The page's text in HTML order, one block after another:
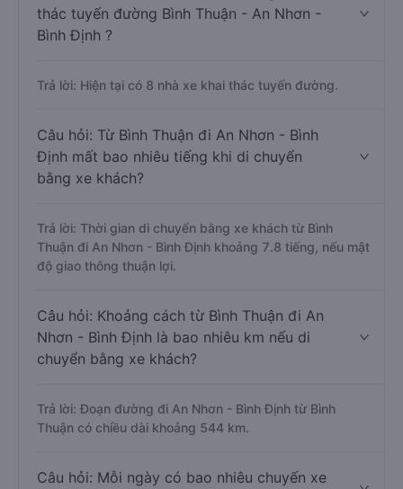
thác tuyến đường Bình Thuận - An Nhơn -
Bình Định ?
Trả lời: Hiện tại có 8 nhà xe khai thác tuyến đường.
Câu hỏi: Từ Bình Thuận đi An Nhơn - Bình
Định mất bao nhiêu tiếng khi di chuyển
bằng xe khách?
Trả lời: Thời gian di chuyển bằng xe khách từ Bình
Thuận đi An Nhơn - Bình Định khoảng 7.8 tiếng, nếu mật
độ giao thông thuận lợi.
Câu hỏi: Khoảng cách từ Bình Thuận đi An
Nhơn - Bình Định là bao nhiêu km nếu di
chuyển bằng xe khách?
Trả lời: Đoạn đường đi An Nhơn - Bình Định từ Bình
Thuận có chiều dài khoảng 544 km.
Câu hỏi: Mỗi ngày có bao nhiêu chuyến xe